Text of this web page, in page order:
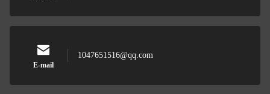
E-mail
1047651516@qq.com